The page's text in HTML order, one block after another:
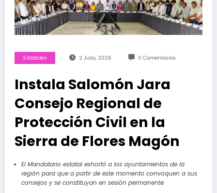
Estatales 2 Julio, 2026 0 Comentarios
Instala Salomón Jara
Consejo Regional de
Protección Civil en la
Sierra de Flores Magón
El Mandatario estatal exhortó a los ayuntamientos de la
región para que a partir de este momento convoquen a sus
consejos y se constituyan en sesión permanente